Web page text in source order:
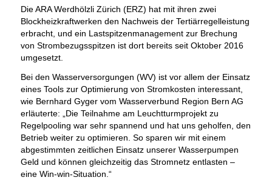
Die ARA Werdhölzli Zürich (ERZ) hat mit ihren zwei
Blockheizkraftwerken den Nachweis der Tertiärregelleistung
erbracht, und ein Lastspitzenmanagement zur Brechung
von Strombezugsspitzen ist dort bereits seit Oktober 2016
umgesetzt.
Bei den Wasserversorgungen (WV) ist vor allem der Einsatz
eines Tools zur Optimierung von Stromkosten interessant,
wie Bernhard Gyger vom Wasserverbund Region Bern AG
erläuterte: „Die Teilnahme am Leuchtturmprojekt zu
Regelpooling war sehr spannend und hat uns geholfen, den
Betrieb weiter zu optimieren. So sparen wir mit einem
abgestimmten zeitlichen Einsatz unserer Wasserpumpen
Geld und können gleichzeitig das Stromnetz entlasten –
eine Win-win-Situation.“